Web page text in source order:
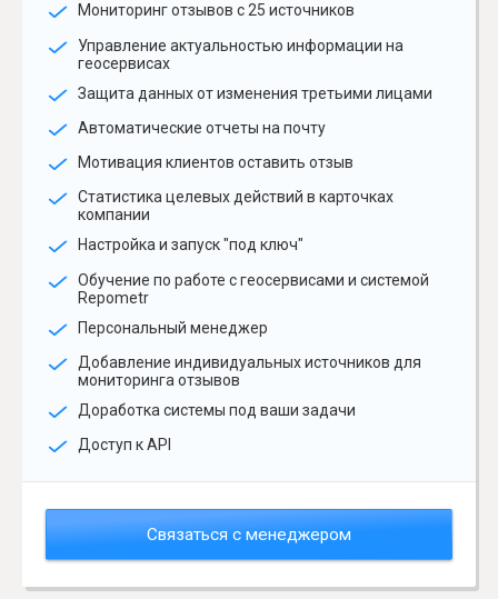
Мониторинг отзывов с 25 источников
Управление актуальностью информации на
геосервисах
Защита данных от изменения третьими лицами
Автоматические отчеты на почту
Мотивация клиентов оставить отзыв
Статистика целевых действий в карточках
компании
Настройка и запуск "под ключ"
Обучение по работе с геосервисами и системой
Repometr
Персональный менеджер
Добавление индивидуальных источников для
мониторинга отзывов
Доработка системы под ваши задачи
Доступ к API
Связаться с менеджером